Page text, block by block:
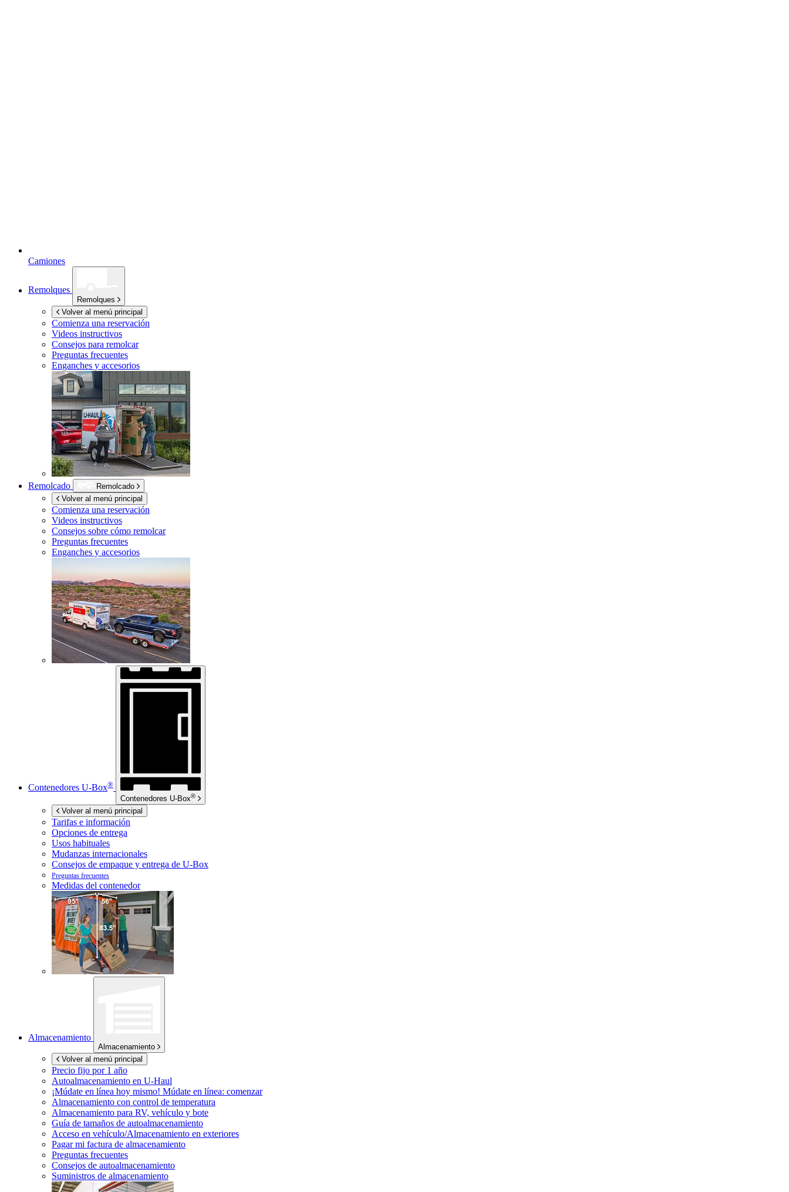
Camiones
Remolques
Remolques
Volver al menú principal
Comienza una reservación
Videos instructivos
Consejos para remolcar
Preguntas frecuentes
Enganches y accesorios
Remolcado
Remolcado
Volver al menú principal
Comienza una reservación
Videos instructivos
Consejos sobre cómo remolcar
Preguntas frecuentes
Enganches y accesorios
Contenedores U-Box®
Contenedores U-Box®
Volver al menú principal
Tarifas e información
Opciones de entrega
Usos habituales
Mudanzas internacionales
Consejos de empaque y entrega de U-Box
Preguntas frecuentes
Medidas del contenedor
Almacenamiento
Almacenamiento
Volver al menú principal
Precio fijo por 1 año
Autoalmacenamiento en U-Haul
¡Múdate en línea hoy mismo! Múdate en línea: comenzar
Almacenamiento con control de temperatura
Almacenamiento para RV, vehículo y bote
Guía de tamaños de autoalmacenamiento
Acceso en vehículo/Almacenamiento en exteriores
Pagar mi factura de almacenamiento
Preguntas frecuentes
Consejos de autoalmacenamiento
Suministros de almacenamiento